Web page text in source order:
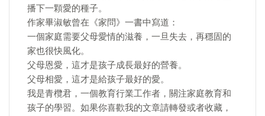
播下一顆愛的種子。
作家畢淑敏曾在《家問》一書中寫道：
一個家庭需要父母愛情的滋養，一旦失去，再穩固的
家也很快風化。
父母恩愛，這才是孩子成長最好的營養。
父母相愛，這才是給孩子最好的愛。
我是青欖君，一個教育行業工作者，關注家庭教育和
孩子的學習。如果你喜歡我的文章請轉發或者收藏，